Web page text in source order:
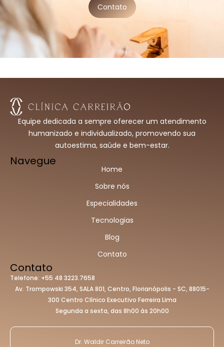
Contato
Equipe dedicada a sempre oferecer um atendimento
humanizado e individualizado, promovendo sua
autoestima, saúde e bem-estar.
Navegue
Home
Sobre nós
Especialidades
Tecnologias
Blog
Contato
Contato
Telefone: +55 48 3223.7658
Av. Trompowski 354, SALA 801, Centro, Florianópolis - SC, 88015-
300 Centro Clínico Executivo Ferreira Lima
Segunda a sexta, das 8h00 às 20h00
Dr. Waldir Carreirão Neto​